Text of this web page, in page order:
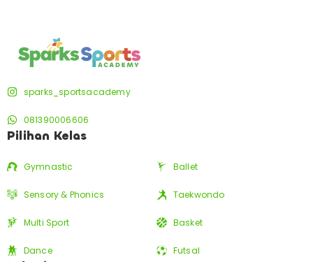
sparks_sportsacademy
081390006606
Pilihan Kelas
Gymnastic
Sensory & Phonics
Multi Sport
Dance
Ballet
Taekwondo
Basket
Futsal